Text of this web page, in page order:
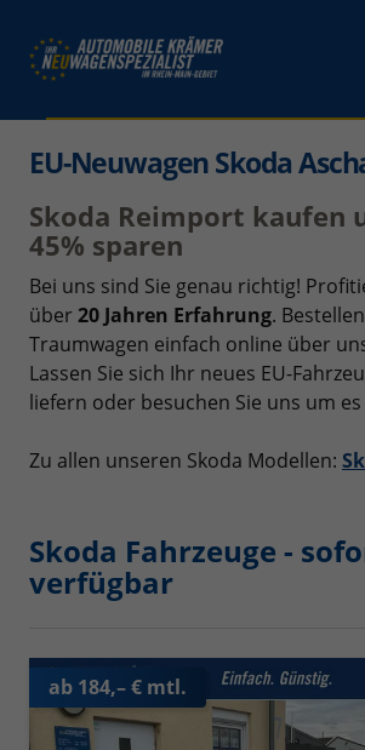
EU-Neuwagen Skoda
Skoda Reimport kaufen
45% sparen
Bei uns sind Sie genau richtig!
über 20 Jahren Erfahrung.
Traumwagen einfach online über
Lassen Sie sich Ihr neues EU-
liefern oder besuchen Sie uns um
Zu allen unseren Skoda Modellen:
Skoda Fahrzeuge -
verfügbar
ab 184,– € mtl.